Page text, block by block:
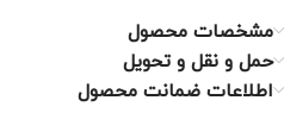
مشخصات محصول
حمل و نقل و تحویل
اطلاعات ضمانت محصول